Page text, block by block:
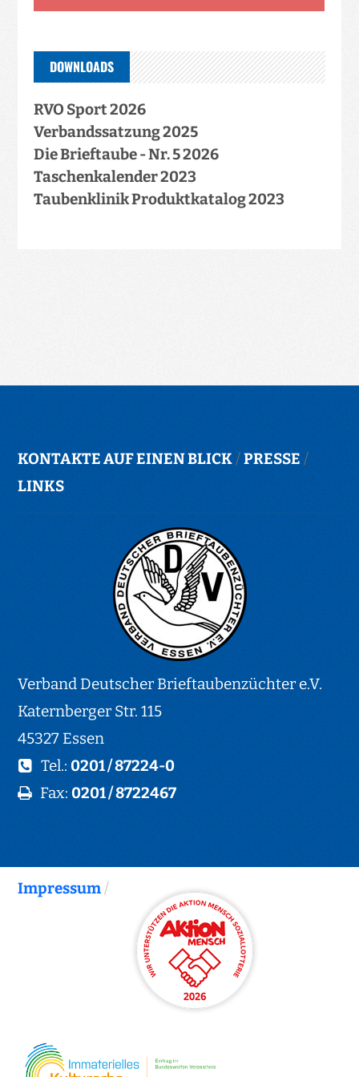
DOWNLOADS
RVO Sport 2026
Verbandssatzung 2025
Die Brieftaube - Nr. 5 2026
Taschenkalender 2023
Taubenklinik Produktkatalog 2023
KONTAKTE AUF EINEN BLICK/PRESSE /
LINKS
Verband Deutscher Brieftaubenzüchter e.V.
Katernberger Str. 115
45327 Essen
Tel.:0201 / 87224-0
Fax:0201 / 8722467
Impressum/